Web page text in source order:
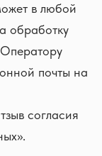
в любой
обработку
почты на
согласия